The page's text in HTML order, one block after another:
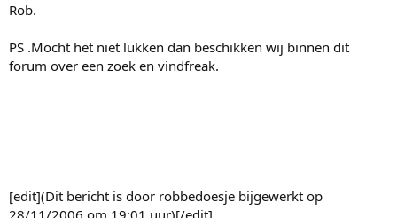
Rob.
PS .Mocht het niet lukken dan beschikken wij binnen dit
forum over een zoek en vindfreak.
[edit](Dit bericht is door robbedoesje bijgewerkt op
28/11/2006 om 19:01 uur)[/edit]